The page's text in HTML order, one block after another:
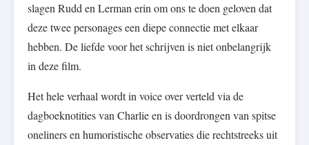
slagen Rudd en Lerman erin om ons te doen geloven dat
deze twee personages een diepe connectie met elkaar
hebben. De liefde voor het schrijven is niet onbelangrijk
in deze film.
Het hele verhaal wordt in voice over verteld via de
dagboeknotities van Charlie en is doordrongen van spitse
oneliners en humoristische observaties die rechtstreeks uit